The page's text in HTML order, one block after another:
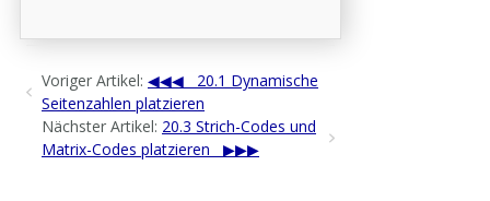
Voriger Artikel:
20.1 Dynamische
Seitenzahlen platzieren
Nächster Artikel: 20.3 Strich-Codes und
Matrix-Codes platzieren